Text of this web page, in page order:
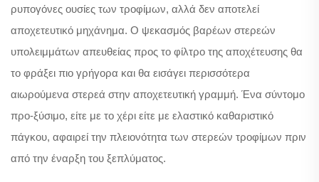
ρυπογόνες ουσίες των τροφίμων, αλλά δεν αποτελεί
αποχετευτικό μηχάνημα. Ο ψεκασμός βαρέων στερεών
υπολειμμάτων απευθείας προς το φίλτρο της αποχέτευσης θα
το φράξει πιο γρήγορα και θα εισάγει περισσότερα
αιωρούμενα στερεά στην αποχετευτική γραμμή. Ένα σύντομο
προ-ξύσιμο, είτε με το χέρι είτε με ελαστικό καθαριστικό
πάγκου, αφαιρεί την πλειονότητα των στερεών τροφίμων πριν
από την έναρξη του ξεπλύματος.